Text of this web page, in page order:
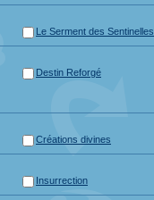
Le Serment des Sentinelles
Destin Reforgé
Créations divines
Insurrection